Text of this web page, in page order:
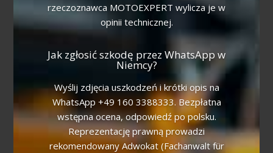
rzeczoznawca MOTOEXPERT wylicza je w
opinii technicznej.
Jak zgłosić szkodę przez WhatsApp w
Niemcy?
Wyślij zdjęcia uszkodzeń i krótki opis na
WhatsApp +49 160 3388333. Bezpłatna
wstępna ocena, odpowiedź po polsku.
Reprezentację prawną prowadzi
rekomendowany Adwokat (Fachanwalt für